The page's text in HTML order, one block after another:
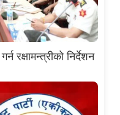
रक्षामन्त्रीको निर्देशन